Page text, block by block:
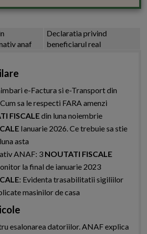
anaf
Declaratia privind
beneficiarul real
e-Factura si e-Transport din
sa le respecti FARA amenzi
FISCALEdin luna noiembrie
Ianuarie 2026. Ce trebuie sa stie
asta
ANAF: 3 NOUTATI FISCALE
la final de ianuarie 2023
: Evidenta trasabilitatii sigiliilor
masinilor de casa
esalonarea datoriilor. ANAF explica